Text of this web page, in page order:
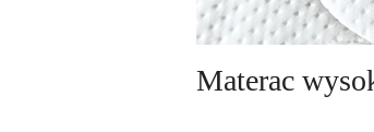
Materac